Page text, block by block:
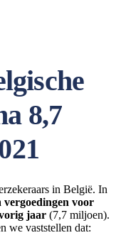
8,7
in België. In
vergoedingen voor
jaar (7,7 miljoen).
we vaststellen dat: